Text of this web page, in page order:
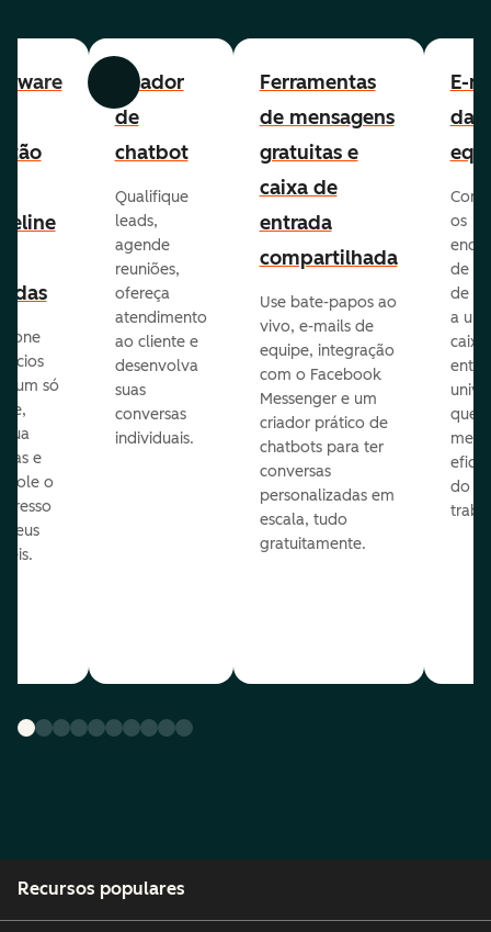
Anterior Avançar
um só
e
o
seus
Criador
de
chatbot
Qualifique
leads,
agende
reuniões,
ofereça
atendimento
ao cliente e
desenvolva
suas
conversas
individuais.
Ferramentas
de mensagens
gratuitas e
caixa de
entrada
compartilhada
Use bate-papos ao
vivo, e-mails de
equipe, integração
com o Facebook
Messenger e um
criador prático de
chatbots para ter
conversas
personalizadas em
escala, tudo
gratuitamente.
E-
da
os
de
de
a
caixa
que
do
Recursos populares